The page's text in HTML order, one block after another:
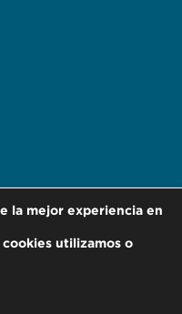
la mejor experiencia en
utilizamos o